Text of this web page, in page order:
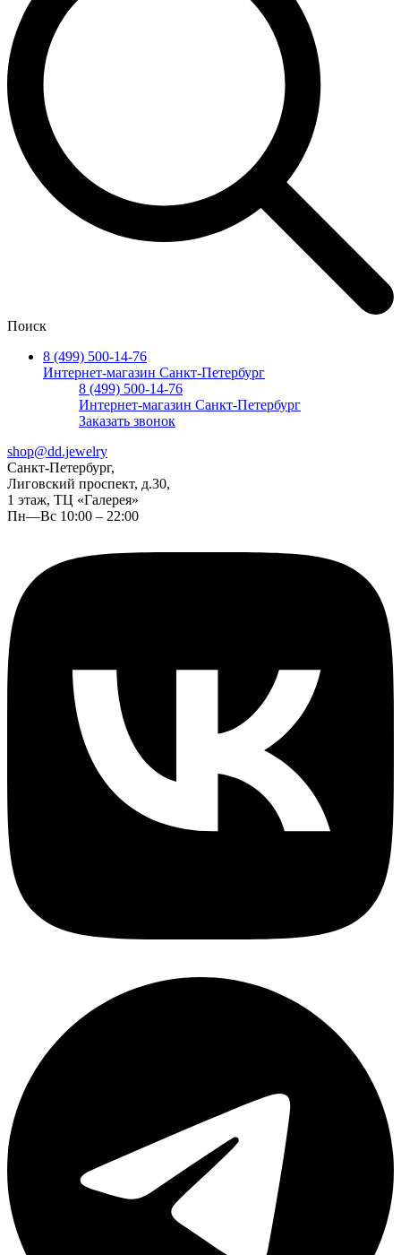
Поиск
8 (499) 500-14-76
Интернет-магазин Санкт-Петербург
8 (499) 500-14-76
Интернет-магазин Санкт-Петербург
Заказать звонок
shop@dd.jewelry
Санкт-Петербург,
Лиговский проспект, д.30,
1 этаж, ТЦ «Галерея»
Пн—Вс 10:00 – 22:00